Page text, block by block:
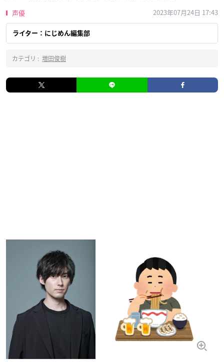
声優 2023年07月24日 17:43
ライター：にじめん編集部
カテゴリ : 増田俊樹